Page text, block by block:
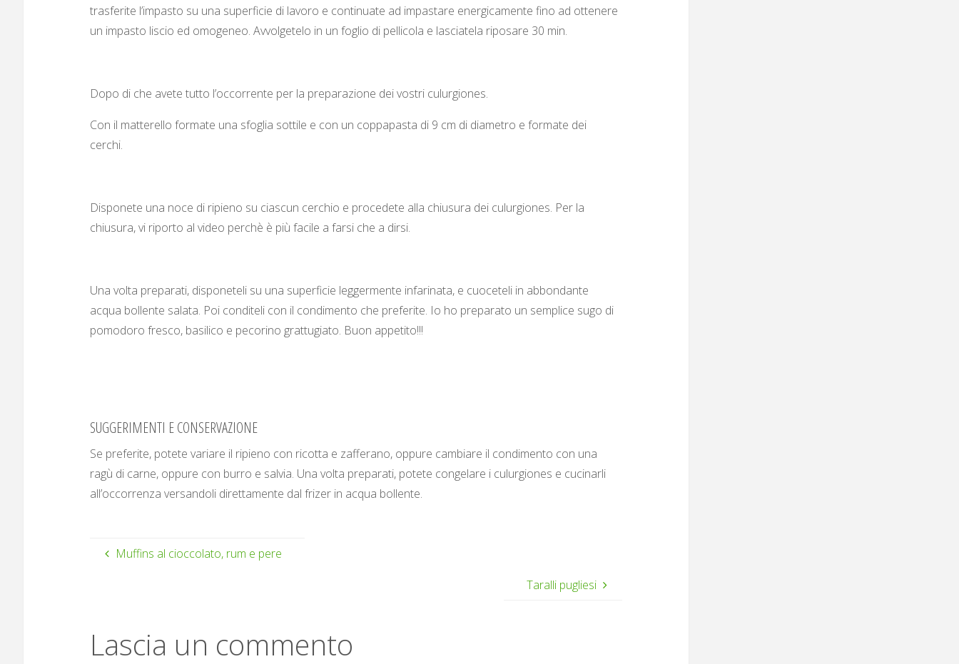
trasferite l’impasto su una superficie di lavoro e continuate ad impastare energicamente fino ad ottenere
un impasto liscio ed omogeneo. Avvolgetelo in un foglio di pellicola e lasciatela riposare 30 min.
Dopo di che avete tutto l’occorrente per la preparazione dei vostri culurgiones.
Con il matterello formate una sfoglia sottile e con un coppapasta di 9 cm di diametro e formate dei
cerchi.
Disponete una noce di ripieno su ciascun cerchio e procedete alla chiusura dei culurgiones. Per la
chiusura, vi riporto al video perchè è più facile a farsi che a dirsi.
Una volta preparati, disponeteli su una superficie leggermente infarinata, e cuoceteli in abbondante
acqua bollente salata. Poi conditeli con il condimento che preferite. Io ho preparato un semplice sugo di
pomodoro fresco, basilico e pecorino grattugiato. Buon appetito!!!
SUGGERIMENTI E CONSERVAZIONE
Se preferite, potete variare il ripieno con ricotta e zafferano, oppure cambiare il condimento con una
ragù di carne, oppure con burro e salvia. Una volta preparati, potete congelare i culurgiones e cucinarli
all’occorrenza versandoli direttamente dal frizer in acqua bollente.
Muffins al cioccolato, rum e pere
Taralli pugliesi
Lascia un commento